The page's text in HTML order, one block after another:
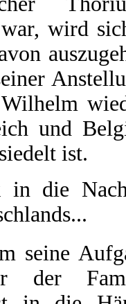
war, wird
und
ist.
in die
seine
der